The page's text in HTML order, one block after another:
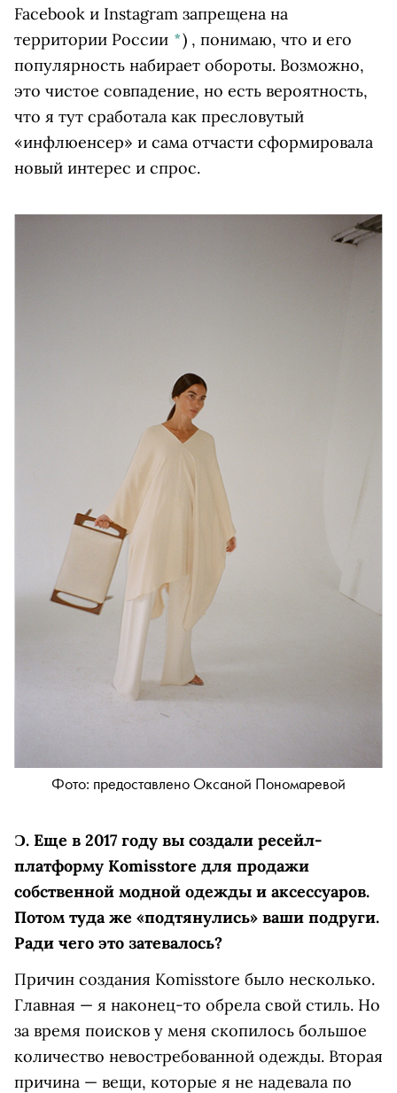
Facebook и Instagram запрещена на
территории России *) , понимаю, что и его
популярность набирает обороты. Возможно,
это чистое совпадение, но есть вероятность,
что я тут сработала как пресловутый
«инфлюенсер» и сама отчасти сформировала
новый интерес и спрос.
Фото: предоставлено Оксаной Пономаревой
Ɔ. Еще в 2017 году вы cоздали ресейл-
платформу Komisstore для продажи
собственной модной одежды и аксессуаров.
Потом туда же «подтянулись» ваши подруги.
Ради чего это затевалось?
Причин создания Komisstore было несколько.
Главная — я наконец-то обрела свой стиль. Но
за время поисков у меня скопилось большое
количество невостребованной одежды. Вторая
причина — вещи, которые я не надевала по